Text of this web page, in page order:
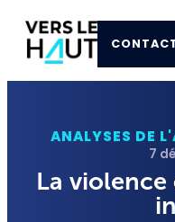
ANALYSES DE
7
La